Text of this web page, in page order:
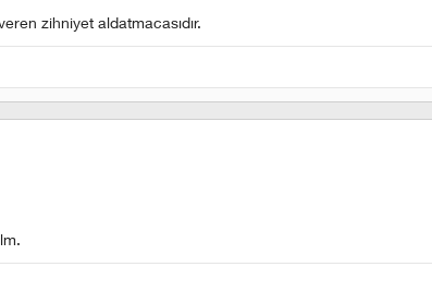
zihniyet aldatmacasıdır.